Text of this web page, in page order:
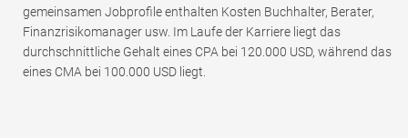
gemeinsamen Jobprofile enthalten Kosten Buchhalter, Berater,
Finanzrisikomanager usw. Im Laufe der Karriere liegt das
durchschnittliche Gehalt eines CPA bei 120.000 USD, während das
eines CMA bei 100.000 USD liegt.